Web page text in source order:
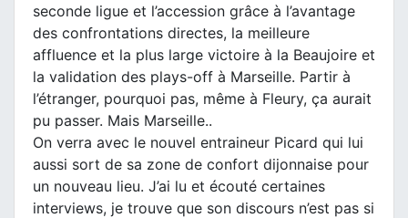
seconde ligue et l’accession grâce à l’avantage
des confrontations directes, la meilleure
affluence et la plus large victoire à la Beaujoire et
la validation des plays-off à Marseille. Partir à
l’étranger, pourquoi pas, même à Fleury, ça aurait
pu passer. Mais Marseille..
On verra avec le nouvel entraineur Picard qui lui
aussi sort de sa zone de confort dijonnaise pour
un nouveau lieu. J’ai lu et écouté certaines
interviews, je trouve que son discours n’est pas si